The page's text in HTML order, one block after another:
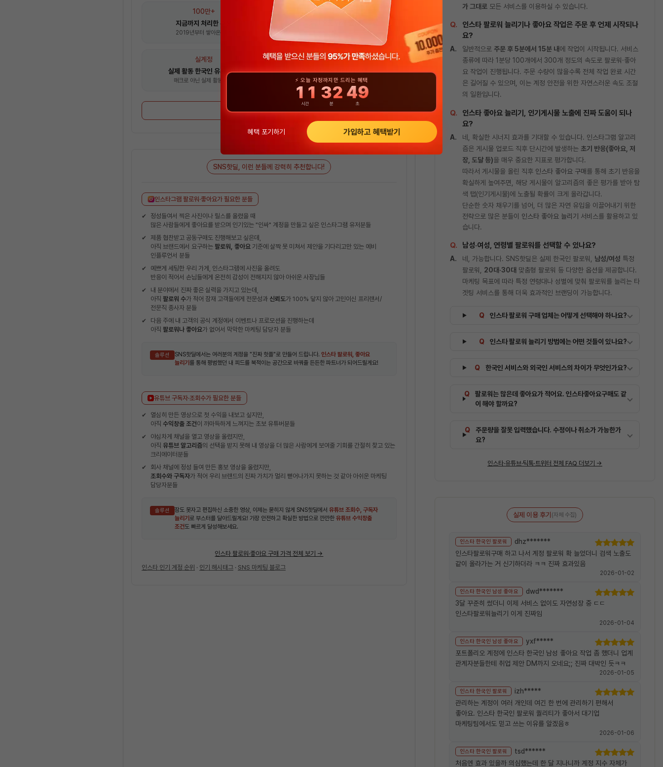
⚡ 오늘 자정까지만 드리는 혜택
11
시간
32
분
48
초
혜택 포기하기 가입하고 혜택받기
100만+
지금까지 처리한 주문
2019년부터 쌓아온 신뢰
마진 0
중간 유통 단계 없음
자체 개발 시스템으로 직접 운영
실계정
실제 활동 한국인 유저 기반
매크로 아닌 실제 활동 유저
24/7
365일 자동 처리 시스템
주문 후 5~15분 내 자동 시작
시작하기
SNS핫딜, 이런 분들께 강력히 추천합니다!
인스타그램 팔로워·좋아요가 필요한 분들
정성들여서 찍은 사진이나 릴스를 올렸을 때
많은 사람들에게 좋아요를 받으며 인기있는 "인싸" 계정을 만들고 싶은 인스타그램 유저분들
제품 협찬받고 공동구매도 진행해보고 싶은데,
아직 브랜드에서 요구하는 팔로워, 좋아요 기준에 살짝 못 미쳐서 제안을 기다리고만 있는 예비
인플루언서 분들
예쁘게 세팅한 우리 가게, 인스타그램에 사진을 올려도
반응이 적어서 손님들에게 온전히 감성이 전해지지 않아 아쉬운 사장님들
내 분야에서 진짜 좋은 실력을 가지고 있는데,
아직 팔로워 수가 적어 잠재 고객들에게 전문성과 신뢰도가 100% 닿지 않아 고민이신 프리랜서/
전문직 종사자 분들
다음 주에 내 고객의 공식 계정에서 이벤트나 프로모션을 진행하는데
아직 팔로워나 좋아요가 없어서 막막한 마케팅 담당자 분들
솔루션 SNS핫딜에서는 여러분의 계정을 "진짜 핫플"로 만들어 드립니다. 인스타 팔로워, 좋아요
늘리기 를 통해 평범했던 내 피드를 북적이는 공간으로 바꿔줄 든든한 파트너가 되어드릴게요!
유튜브 구독자·조회수가 필요한 분들
열심히 만든 영상으로 첫 수익을 내보고 싶지만,
아직 수익창출 조건이 까마득하게 느껴지는 초보 유튜버분들
야심차게 채널을 열고 영상을 올렸지만,
아직 유튜브 알고리즘의 선택을 받지 못해 내 영상을 더 많은 사람에게 보여줄 기회를 간절히 찾고 있는
크리에이터분들
회사 채널에 정성 들여 만든 홍보 영상을 올렸지만,
조회수와 구독자가 적어 우리 브랜드의 진짜 가치가 멀리 뻗어나가지 못하는 것 같아 아쉬운 마케팅
담당자분들
솔루션 잠도 못자고 편집하신 소중한 영상, 이제는 묻히지 않게 SNS핫딜에서 유튜브 조회수, 구독자
늘리기 로 부스터를 달아드릴게요! 가장 안전하고 확실한 방법으로 깐깐한 유튜브 수익창출
조건도 빠르게 달성해보세요.
인스타 팔로워·좋아요 구매 가격 전체 보기 →
인스타 인기 계정 순위 · 인기 해시태그 · SNS 마케팅 블로그
가 그대로모든 서비스를 이용하실 수 있습니다.
인스타 팔로워 늘리기나 좋아요 작업은 주문 후 언제 시작되나
요?
일반적으로 주문 후 5분에서 15분 내에 작업이 시작됩니다. 서비스
종류에 따라 1분당 100개에서 300개 정도의 속도로 팔로워·좋아
요 작업이 진행됩니다. 주문 수량이 많을수록 전체 작업 완료 시간
은 길어질 수 있으며, 이는 계정 안전을 위한 자연스러운 속도 조절
의 일환입니다.
인스타 좋아요 늘리기, 인기게시물 노출에 진짜 도움이 되나
요?
네, 확실한 시너지 효과를 기대할 수 있습니다. 인스타그램 알고리
즘은 게시물 업로드 직후 단시간에 발생하는 초기 반응(좋아요, 저
장, 도달 등)을 매우 중요한 지표로 평가합니다.
따라서 게시물을 올린 직후 인스타 좋아요 구매를 통해 초기 반응을
확실하게 높여주면, 해당 게시물이 알고리즘의 좋은 평가를 받아 탐
색 탭(인기게시물)에 노출될 확률이 크게 올라갑니다.
단순한 숫자 채우기를 넘어, 더 많은 자연 유입을 이끌어내기 위한
전략으로 많은 분들이 인스타 좋아요 늘리기
서비스를 활용하고 있
습니다.
남성·여성, 연령별 팔로워를 선택할 수 있나요?
네, 가능합니다. SNS핫딜은 실제 한국인 팔로워, 남성/여성 특정
팔로워, 20대·30대 맞춤형 팔로워 등 다양한 옵션을 제공합니다.
마케팅 목표에 따라 특정 연령대나 성별에 맞춰 팔로워를 늘리는 타
겟팅 서비스를 통해 더욱 효과적인 브랜딩이 가능합니다.
인스타 팔로워 구매 업체는 어떻게 선택해야 하나요?
인스타 팔로워 늘리기 방법에는 어떤 것들이 있나요?
한국인 서비스와 외국인 서비스의 차이가 무엇인가요?
팔로워는 많은데 좋아요가 적어요. 인스타좋아요구매도 같
이 해야 할까요?
주문량을 잘못 입력했습니다. 수정이나 취소가 가능한가
요?
인스타·유튜브·틱톡·트위터 전체 FAQ 더보기 →
실제 이용 후기 (자체 수집)
인스타 한국인 팔로워
dhz*******
인스타팔로워구매 하고 나서 계정 팔로워 확 늘었더니 검색 노출도
같이 올라가는 거 신기하더라 ㅋㅋ 진짜 효과있음
2026-01-02
인스타 한국인 남성 좋아요
dwd*******
3달 꾸준히 썼더니 이제 서비스 없이도 자연성장 중 ㄷㄷ
인스타팔로워늘리기 이게 진짜임
2026-01-04
인스타 한국인 남성 좋아요
yxf*****
포트폴리오 계정에 인스타 한국인 남성 좋아요 작업 좀 했더니 업계
관계자분들한테 취업 제안 DM까지 오네요;; 진짜 대박인 듯ㅋㅋ
2026-01-05
인스타 한국인 팔로워
izh*****
관리하는 계정이 여러 개인데 여긴 한 번에 관리하기 편해서
좋아요. 인스타 한국인 팔로워 퀄리티가 좋아서 대기업
마케팅팀에서도 믿고 쓰는 이유를 알겠음ㅎ
2026-01-06
인스타 한국인 팔로워
tsd******
처음엔 효과 있을까 의심했는데 한 달 지나니까 계정 지수 자체가